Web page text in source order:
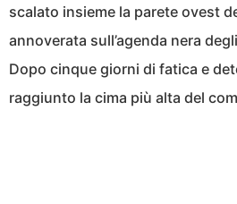
scalato insieme la parete ovest
annoverata sull’agenda nera
Dopo cinque giorni di fatica e
raggiunto la cima più alta del